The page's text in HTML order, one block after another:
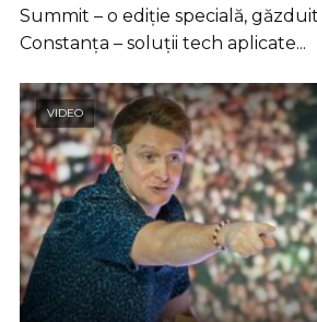
Summit – o ediție specială,
Constanța – soluții tech aplicate...
VIDEO